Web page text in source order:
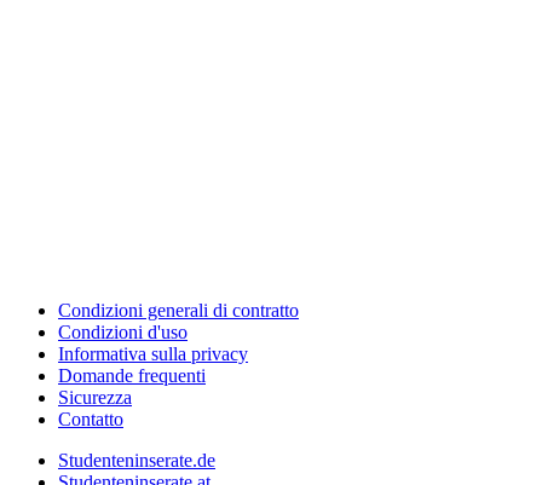
Condizioni generali di contratto
Condizioni d'uso
Informativa sulla privacy
Domande frequenti
Sicurezza
Contatto
Studenteninserate.de